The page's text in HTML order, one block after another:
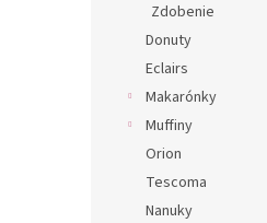
Zdobenie
Donuty
Eclairs
Makarónky
Muffiny
Orion
Tescoma
Nanuky